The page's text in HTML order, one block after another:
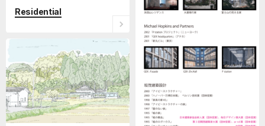
Residential